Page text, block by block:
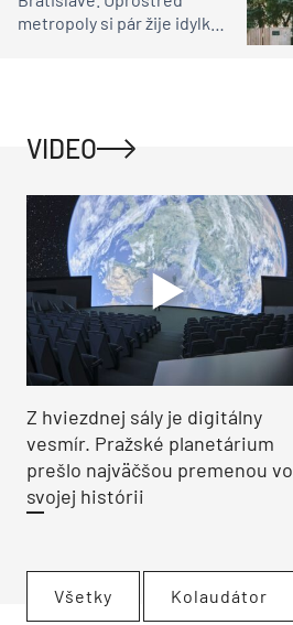
metropoly si pár žije idylku
VIDEO
Z hviezdnej sály je digitálny
vesmír. Pražské planetárium
prešlo najväčšou premenou vo
svojej histórii
Všetky Kolaudátor